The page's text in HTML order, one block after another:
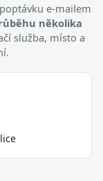
e-mailem
několika
služba, místo a